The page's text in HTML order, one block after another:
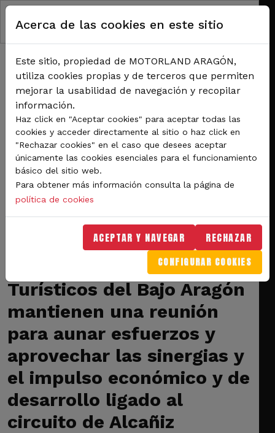
Pasar al contenido principal
RUTA DE NAVEGACIÓN
El director gerente de Motorland y la vicepresidenta de la Asociación de
Empresarios Turísticos del Bajo Aragón mantienen una reunión para aunar
esfuerzos y aprovechar las sinergias y el impulso económico y de desarrollo ligado
al circuito de Alcañiz
El director gerente de
Motorland y la
vicepresidenta de la
Asociación de Empresarios
Turísticos del Bajo Aragón
mantienen una reunión
para aunar esfuerzos y
aprovechar las sinergias y
el impulso económico y de
desarrollo ligado al
circuito de Alcañiz
Acerca de las cookies en este sitio
Este sitio, propiedad de MOTORLAND ARAGÓN,
utiliza cookies propias y de terceros que permiten
mejorar la usabilidad de navegación y recopilar
información.
Haz click en "Aceptar cookies" para aceptar todas las
cookies y acceder directamente al sitio o haz click en
"Rechazar cookies" en el caso que desees aceptar
únicamente las cookies esenciales para el funcionamiento
básico del sitio web.
Para obtener más información consulta la página de
política de cookies
ACEPTAR Y NAVEGAR RECHAZAR
CONFIGURAR COOKIES